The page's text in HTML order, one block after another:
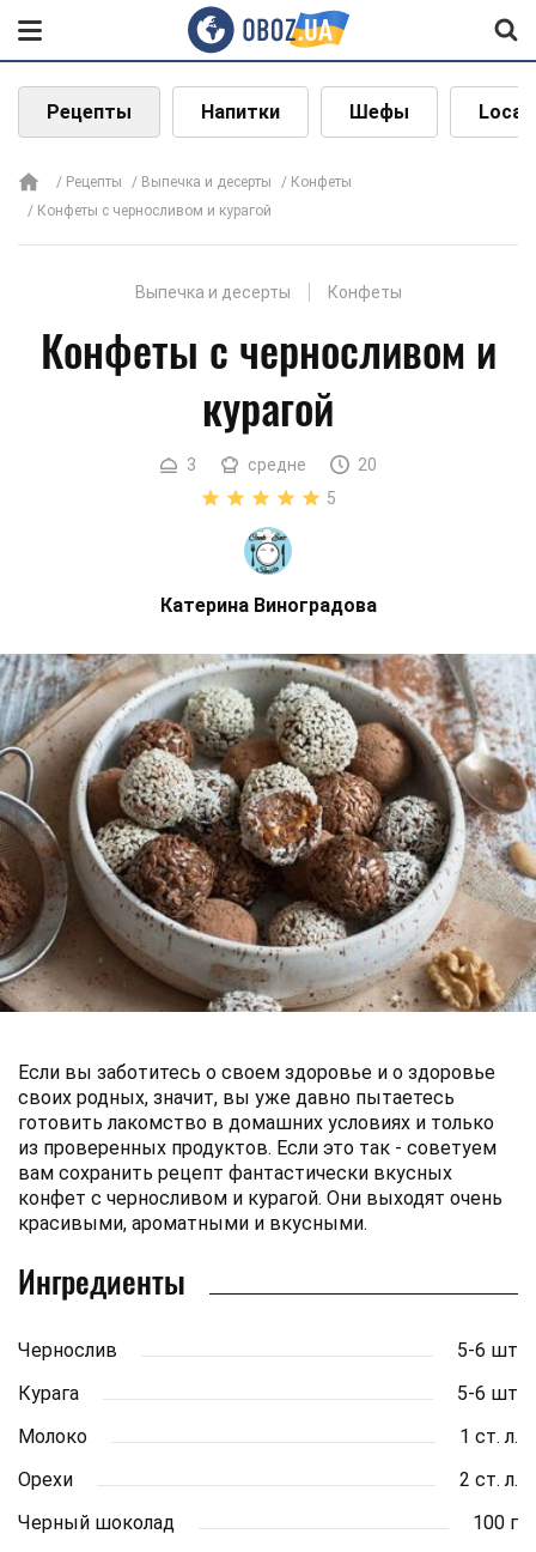
Рецепты Напитки Шефы Local
Рецепты Выпечка и десерты
Конфеты
Конфеты с черносливом и курагой
Выпечка и десерты Конфеты
Конфеты с черносливом и
курагой
3 средне
20
5
Катерина Виноградова
Если вы заботитесь о своем здоровье и о здоровье
своих родных, значит, вы уже давно пытаетесь
готовить лакомство в домашних условиях и только
из проверенных продуктов. Если это так - советуем
вам сохранить рецепт фантастически вкусных
конфет с черносливом и курагой. Они выходят очень
красивыми, ароматными и вкусными.
Ингредиенты
Чернослив
5-6 шт
Курага
5-6 шт
Молоко
1 ст. л.
Орехи
2 ст. л.
Черный шоколад
100 г